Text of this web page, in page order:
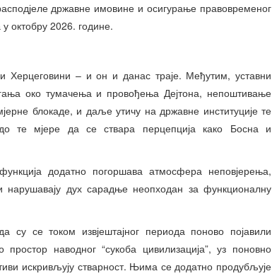
државне имовине и осигурање правовременог
октобру 2026. године.
Херцеговини – и он и данас траје. Међутим, уставни
око тумачења и провођења Дејтона, непоштивање
блокаде, и даље утичу на државне институције те
те мјере да се ствара перцепција како Босна и
додатно погоршава атмосфера неповјерења,
нарушавају дух сарадње неопходан за функционалну
се током извјештајног периода поново појавили
наводног “сукоба цивилизација”, уз поновно
искривљују стварност. Њима се додатно продубљује